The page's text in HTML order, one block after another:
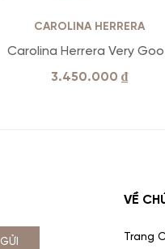
CAROLINA HERRERA
Carolina Herrera Very
Girl Glam EDP
3.450.000₫
GỬI
VỀ
Trang